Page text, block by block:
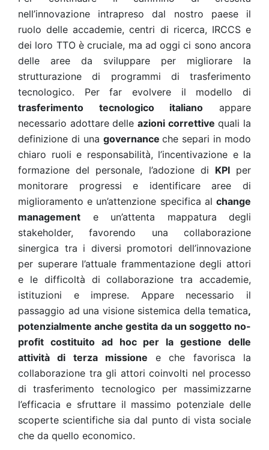
nell’innovazione intrapreso dal nostro paese il
ruolo delle accademie, centri di ricerca, IRCCS e
dei loro TTO è cruciale, ma ad oggi ci sono ancora
delle aree da sviluppare per migliorare la
strutturazione di programmi di trasferimento
tecnologico. Per far evolvere il modello di
trasferimento tecnologico italiano appare
necessario adottare delle azioni correttive quali la
definizione di una governance che separi in modo
chiaro ruoli e responsabilità, l’incentivazione e la
formazione del personale, l’adozione di KPIper
monitorare progressi e identificare aree di
miglioramento e un’attenzione specifica al change
management e un’attenta mappatura degli
stakeholder, favorendo una collaborazione
sinergica tra i diversi promotori dell’innovazione
per superare l’attuale frammentazione degli attori
e le difficoltà di collaborazione tra accademie,
istituzioni e imprese. Appare necessario il
passaggio ad una visione sistemica della tematica,
potenzialmente anche gestita da un soggetto no-
profit costituito ad hoc per la gestione delle
attività di terza missione e che favorisca la
collaborazione tra gli attori coinvolti nel processo
di trasferimento tecnologico per massimizzarne
l’efficacia e sfruttare il massimo potenziale delle
scoperte scientifiche sia dal punto di vista sociale
che da quello economico.